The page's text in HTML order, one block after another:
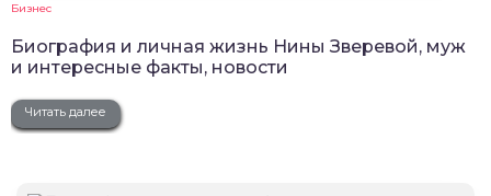
Бизнес
Биография и личная жизнь Нины Зверевой, муж
и интересные факты, новости
Читать далее